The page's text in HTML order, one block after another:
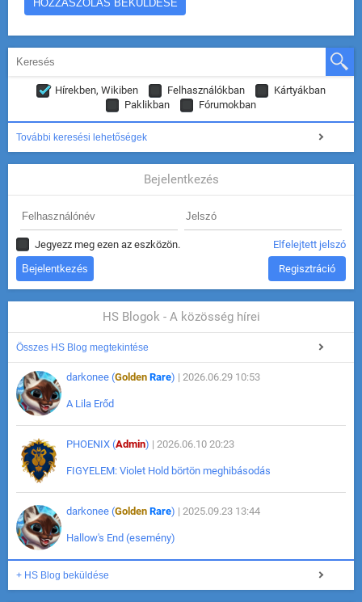
Hírekben, Wikiben Felhasználókban
Kártyákban
Paklikban
Fórumokban
További keresési lehetőségek
Bejelentkezés
Jegyezz meg ezen az eszközön. Elfelejtett jelszó
Regisztráció
HS Blogok - A közösség hírei
Összes HS Blog megtekintése
darkonee (Golden Rare) | 2026.06.29 10:53
A Lila Erőd
PHOENIX (Admin) | 2026.06.10 20:23
FIGYELEM: Violet Hold börtön meghibásodás
darkonee (Golden Rare) | 2025.09.23 13:44
Hallow's End (esemény)
+ HS Blog beküldése